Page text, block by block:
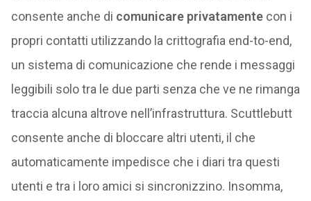
consente anche di comunicare privatamentecon i
propri contatti utilizzando la crittografia end-to-end,
un sistema di comunicazione che rende i messaggi
leggibili solo tra le due parti senza che ve ne rimanga
traccia alcuna altrove nell’infrastruttura. Scuttlebutt
consente anche di bloccare altri utenti, il che
automaticamente impedisce che i diari tra questi
utenti e tra i loro amici si sincronizzino. Insomma,